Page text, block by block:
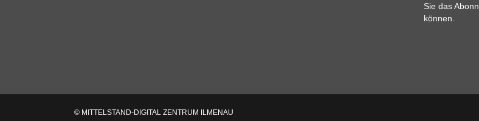
Sie das
können.
© MITTELSTAND-DIGITAL ZENTRUM ILMENAU